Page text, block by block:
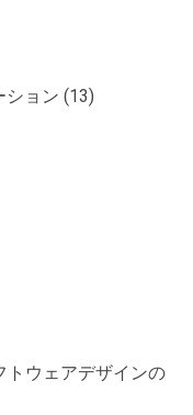
ション (13)
トウェアデザインの